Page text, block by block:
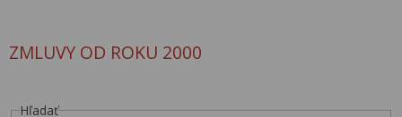
ZMLUVY OD ROKU 2000
Hľadať